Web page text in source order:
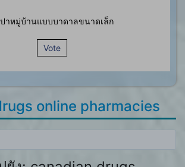
าหมู่บ้านแบบบาดาลขนาดเล็ก
Vote
online pharmacies